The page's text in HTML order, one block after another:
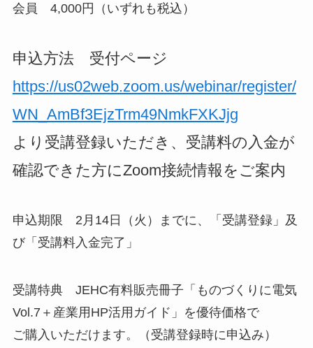
会員 4,000円（いずれも税込）
申込方法 受付ページ
https://us02web.zoom.us/webinar/register/
WN_AmBf3EjzTrm49NmkFXKJjg
より受講登録いただき、受講料の入金が
確認できた方にZoom接続情報をご案内
申込期限 2月14日（火）までに、「受講登録」及
び「受講料入金完了」
受講特典 JEHC有料販売冊子「ものづくりに電気
Vol.7＋産業用HP活用ガイド」を優待価格で
ご購入いただけます。（受講登録時に申込み）